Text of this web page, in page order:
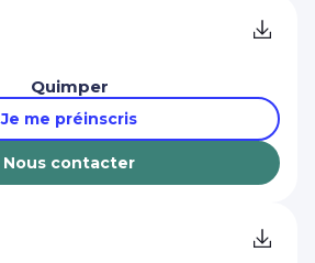
Quimper
Je me préinscris
Nous contacter